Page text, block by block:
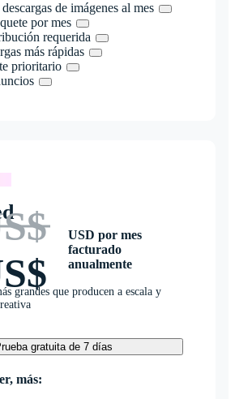
de imágenes al mes
por mes
requerida
más rápidas
prioritario
USD por mes
facturado
anualmente
grandes que producen a escala y
gratuita de 7 días
más: